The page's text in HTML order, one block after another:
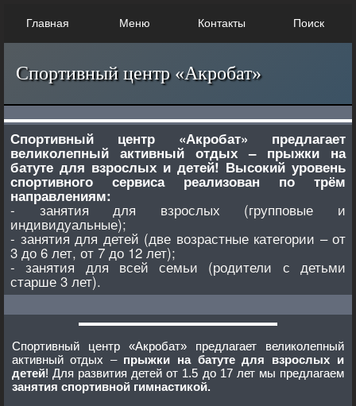
Главная Меню Контакты Поиск
Спортивный центр «Акробат»
Спортивный центр «Акробат» предлагает
великолепный активный отдых – прыжки на
батуте для взрослых и детей! Высокий уровень
спортивного сервиса реализован по трём
направлениям:
- занятия для взрослых (групповые и
индивидуальные);
- занятия для детей (две возрастные категории – от
3 до 6 лет, от 7 до 12 лет);
- занятия для всей семьи (родители с детьми
старше 3 лет).
Спортивный центр «Акробат» предлагает великолепный
активный отдых – прыжки на батуте для взрослых и
детей
! Для развития детей от 1.5 до 17 лет мы предлагаем
занятия спортивной гимнастикой.